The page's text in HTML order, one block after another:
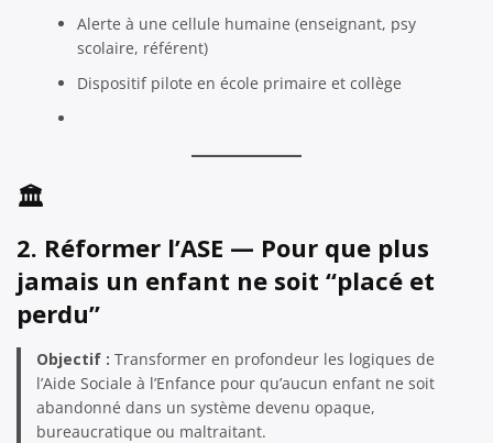
Alerte à une cellule humaine (enseignant, psy
scolaire, référent)
Dispositif pilote en école primaire et collège
🏛️
2. Réformer l’ASE — Pour que plus
jamais un enfant ne soit “placé et
perdu”
Objectif : Transformer en profondeur les logiques de
l’Aide Sociale à l’Enfance pour qu’aucun enfant ne soit
abandonné dans un système devenu opaque,
bureaucratique ou maltraitant.